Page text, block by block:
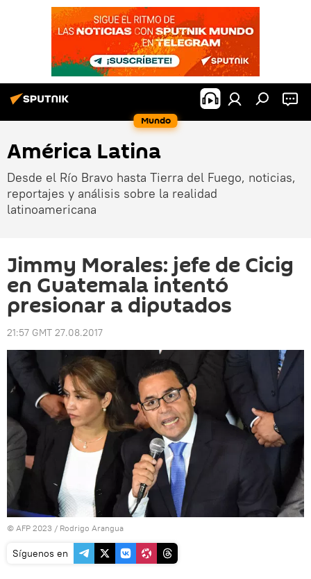
Mundo
América Latina
Desde el Río Bravo hasta Tierra del Fuego, noticias,
reportajes y análisis sobre la realidad
latinoamericana
Jimmy Morales: jefe de Cicig
en Guatemala intentó
presionar a diputados
21:57 GMT 27.08.2017
© AFP 2023 / Rodrigo Arangua
Síguenos en